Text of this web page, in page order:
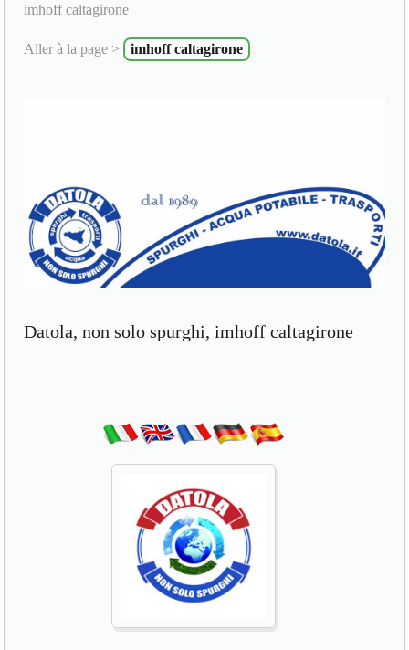
imhoff caltagirone
Aller à la page > imhoff caltagirone
Datola, non solo spurghi, imhoff caltagirone